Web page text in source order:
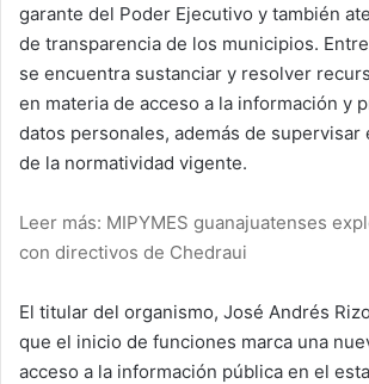
garante del Poder Ejecutivo y también
de transparencia de los municipios.
se encuentra sustanciar y resolver
en materia de acceso a la información y
datos personales, además de supervisar
de la normatividad vigente.
Leer más: MIPYMES guanajuatenses
con directivos de Chedraui
El titular del organismo, José Andrés
que el inicio de funciones marca una
acceso a la información pública en el